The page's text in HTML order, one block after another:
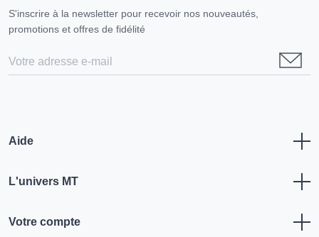
S'inscrire à la newsletter pour recevoir nos nouveautés,
promotions et offres de fidélité
Aide
L'univers MT
Votre compte